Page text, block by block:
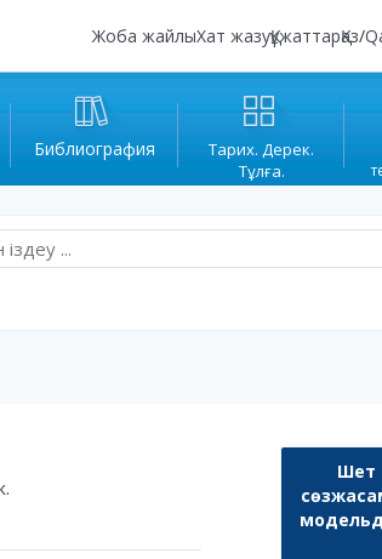
Жоба жайлыХат жазуҚұжаттарҚаз/
Библиография
Тарих. Дерек.
Тұлға.
Шет